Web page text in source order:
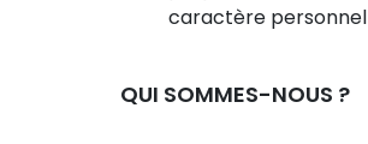
caractère personnel
QUI SOMMES-NOUS ?